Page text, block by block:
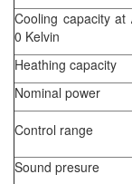
Cooling capacity at
0 Kelvin
Heathing capacity
Nominal power
Control range
Sound presure